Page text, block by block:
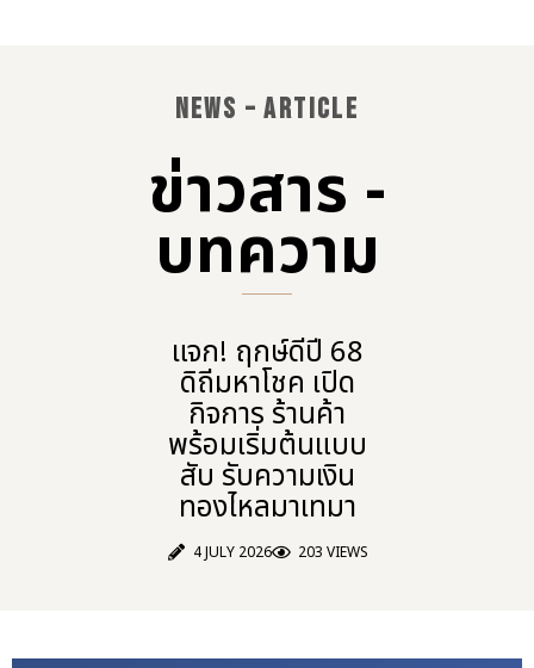
NEWS – ARTICLE
ข่าวสาร -
บทความ​
แจก! ฤกษ์ดีปี 68
ดิถีมหาโชค เปิด
กิจการ ร้านค้า
พร้อมเริ่มต้นแบบ
สับ รับความเงิน
ทองไหลมาเทมา
4 JULY 2026 203 VIEWS